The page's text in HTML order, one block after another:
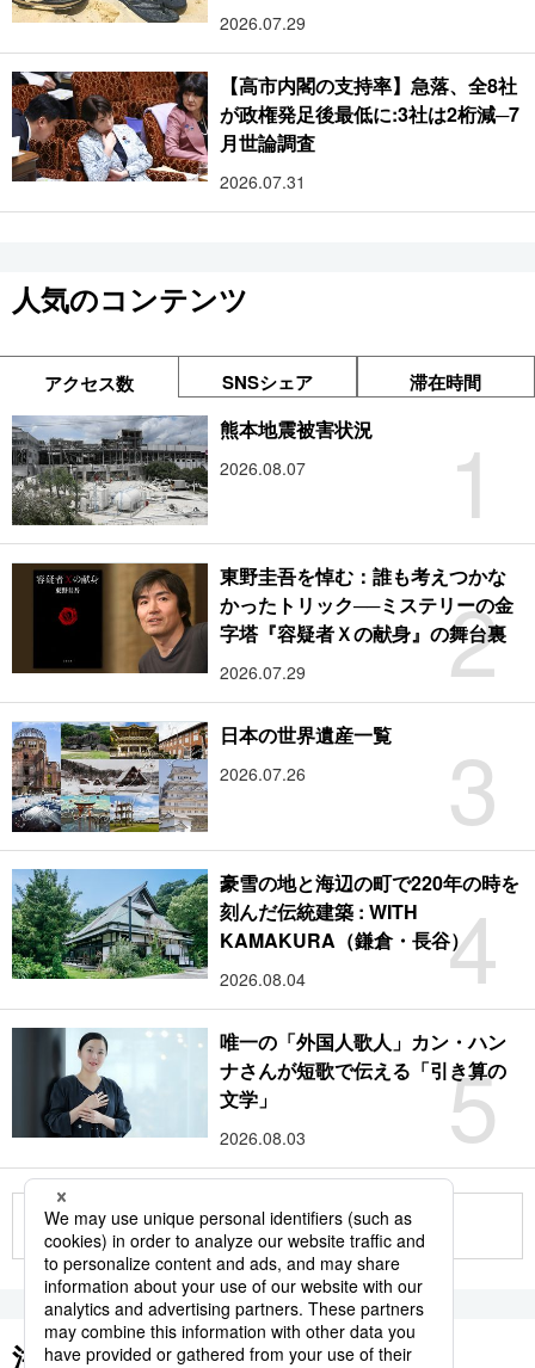
2026.07.29
【高市内閣の支持率】急落、全8社
が政権発足後最低に:3社は2桁減─7
月世論調査
2026.07.31
人気のコンテンツ
アクセス数 SNSシェア 滞在時間
1
熊本地震被害状況
2026.08.07
2
東野圭吾を悼む：誰も考えつかな
かったトリック──ミステリーの金
字塔『容疑者Ｘの献身』の舞台裏
2026.07.29
3
日本の世界遺産一覧
2026.07.26
4
豪雪の地と海辺の町で220年の時を
刻んだ伝統建築 : WITH
KAMAKURA（鎌倉・長谷）
2026.08.04
5
唯一の「外国人歌人」カン・ハン
ナさんが短歌で伝える「引き算の
文学」
2026.08.03
もっと見る
注目のキーワード